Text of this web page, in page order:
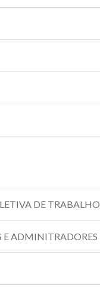
DE TRABALHO
E ADMINITRADORES